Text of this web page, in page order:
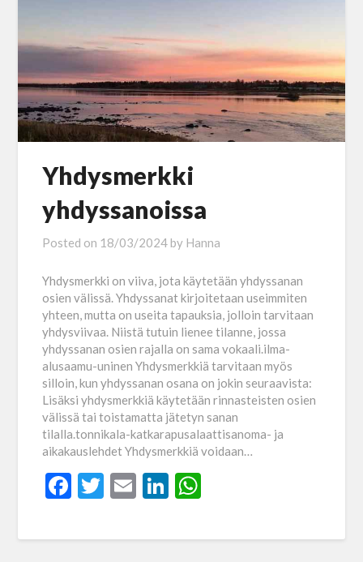
Yhdysmerkki
yhdyssanoissa
Posted on 18/03/2024 by Hanna
Yhdysmerkki on viiva, jota käytetään yhdyssanan
osien välissä. Yhdyssanat kirjoitetaan useimmiten
yhteen, mutta on useita tapauksia, jolloin tarvitaan
yhdysviivaa. Niistä tutuin lienee tilanne, jossa
yhdyssanan osien rajalla on sama vokaali.ilma-
alusaamu-uninen Yhdysmerkkiä tarvitaan myös
silloin, kun yhdyssanan osana on jokin seuraavista:
Lisäksi yhdysmerkkiä käytetään rinnasteisten osien
välissä tai toistamatta jätetyn sanan
tilalla.tonnikala-katkarapusalaattisanoma- ja
aikakauslehdet Yhdysmerkkiä voidaan…
Facebook
Twitter
EmailLinkedIn